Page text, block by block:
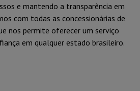
e mantendo a transparência em
com todas as concessionárias de
nos permite oferecer um serviço
em qualquer estado brasileiro.